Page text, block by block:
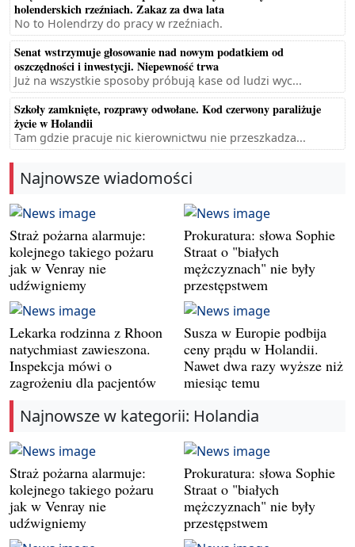
holenderskich rzeźniach. Zakaz za dwa lata
No to Holendrzy do pracy w rzeźniach.
Senat wstrzymuje głosowanie nad nowym podatkiem od
oszczędności i inwestycji. Niepewność trwa
Już na wszystkie sposoby próbują kase od ludzi wyc...
Szkoły zamknięte, rozprawy odwołane. Kod czerwony paraliżuje
życie w Holandii
Tam gdzie pracuje nic kierownictwu nie przeszkadza...
Najnowsze wiadomości
Straż pożarna alarmuje:
kolejnego takiego pożaru
jak w Venray nie
udźwigniemy
Prokuratura: słowa Sophie
Straat o "białych
mężczyznach" nie były
przestępstwem
Lekarka rodzinna z Rhoon
natychmiast zawieszona.
Inspekcja mówi o
zagrożeniu dla pacjentów
Susza w Europie podbija
ceny prądu w Holandii.
Nawet dwa razy wyższe niż
miesiąc temu
Najnowsze w kategorii: Holandia
Straż pożarna alarmuje:
kolejnego takiego pożaru
jak w Venray nie
udźwigniemy
Prokuratura: słowa Sophie
Straat o "białych
mężczyznach" nie były
przestępstwem